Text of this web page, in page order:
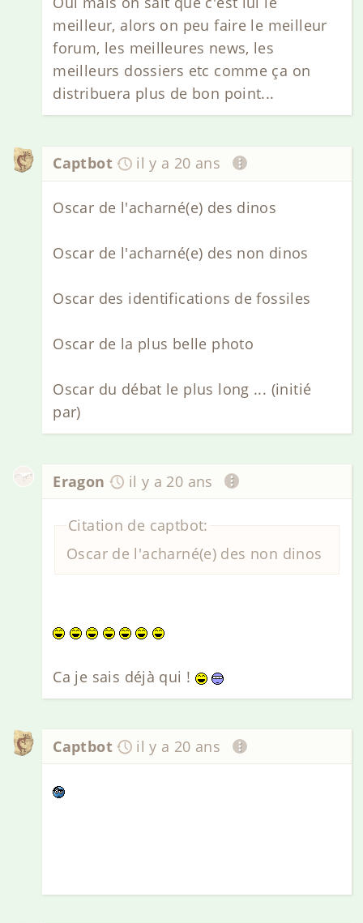
meilleur, alors on peu faire le meilleur
forum, les meilleures news, les
meilleurs dossiers etc comme ça on
distribuera plus de bon point...
Captbot il y a 20 ans
Oscar de l'acharné(e) des dinos
Oscar de l'acharné(e) des non dinos
Oscar des identifications de fossiles
Oscar de la plus belle photo
Oscar du débat le plus long ... (initié
par)
Eragon il y a 20 ans
Citation de captbot:
Oscar de l'acharné(e) des non dinos
Ca je sais déjà qui !
Captbot il y a 20 ans